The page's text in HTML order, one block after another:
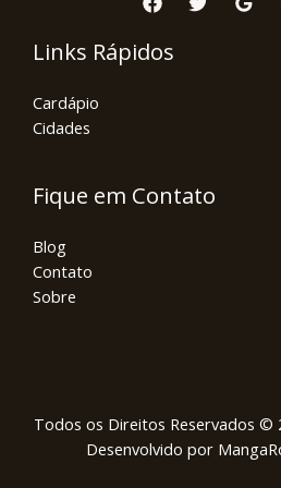
Links Rápidos
Cardápio
Cidades
Fique em Contato
Blog
Contato
Sobre
Todos os Direitos Reservados ©
Desenvolvido por